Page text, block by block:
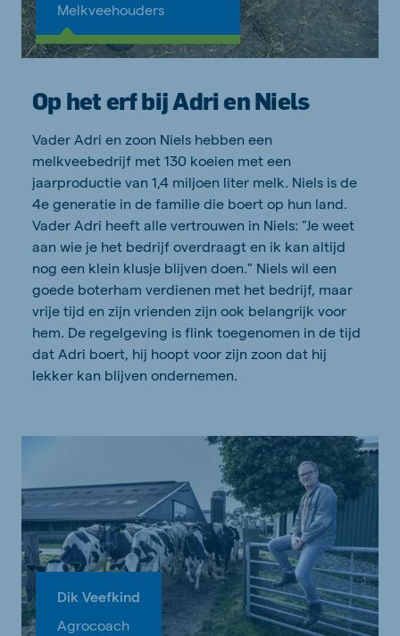
Op het erf bij Adri en Niels
Vader Adri en zoon Niels hebben een
melkveebedrijf met 130 koeien met een
jaarproductie van 1,4 miljoen liter melk. Niels is de
4e generatie in de familie die boert op hun land.
Vader Adri heeft alle vertrouwen in Niels: "Je weet
aan wie je het bedrijf overdraagt en ik kan altijd
nog een klein klusje blijven doen." Niels wil een
goede boterham verdienen met het bedrijf, maar
vrije tijd en zijn vrienden zijn ook belangrijk voor
hem. De regelgeving is flink toegenomen in de tijd
dat Adri boert, hij hoopt voor zijn zoon dat hij
lekker kan blijven ondernemen.
Melkveehouders
Dik Veefkind
Agrocoach